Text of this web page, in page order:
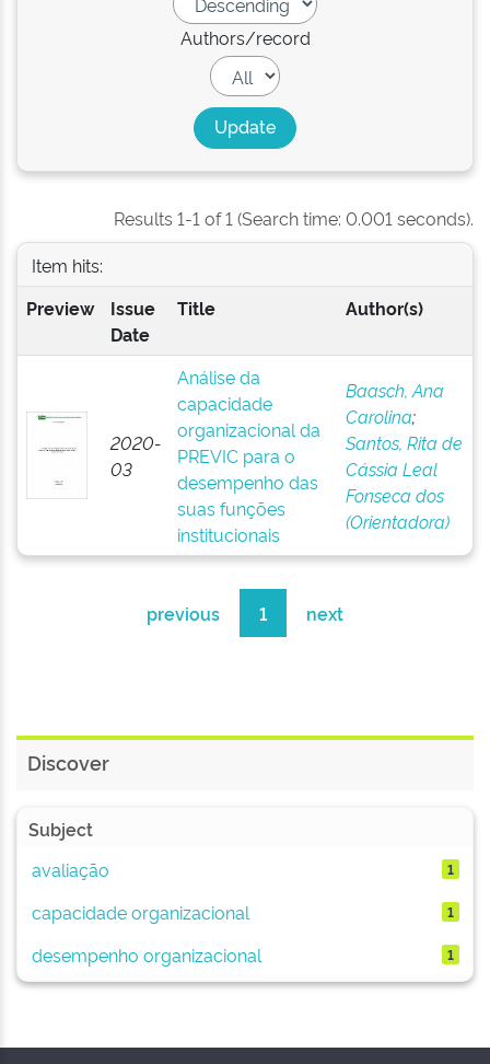
Authors/record
Results 1-1 of 1 (Search time: 0.001 seconds).
Item hits:
Preview
Issue
Date
Title Author(s)
2020-
03
Análise da
capacidade
organizacional da
PREVIC para o
desempenho das
suas funções
institucionais
Baasch, Ana
Carolina;
Santos, Rita de
Cássia Leal
Fonseca dos
(Orientadora)
previous 1 next
Discover
Subject
avaliação
1
capacidade organizacional 1
desempenho organizacional 1